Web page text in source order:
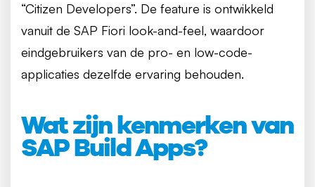
“Citizen Developers”. De feature is ontwikkeld
vanuit de SAP Fiori look-and-feel, waardoor
eindgebruikers van de pro- en low-code-
applicaties dezelfde ervaring behouden.
Wat zijn kenmerken van
SAP Build Apps?